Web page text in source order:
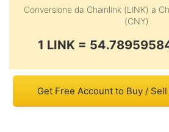
Conversione da Chainlink (LINK) a
(CNY)
1 LINK =
Get Free Account to Buy /